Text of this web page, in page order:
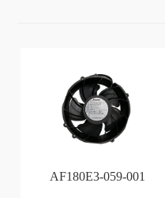
AF180E3-059-001